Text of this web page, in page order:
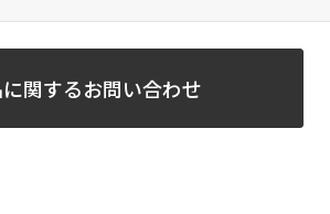
関するお問い合わせ